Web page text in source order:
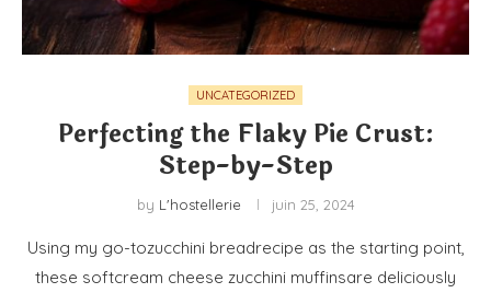
UNCATEGORIZED
Perfecting the Flaky Pie Crust:
Step-by-Step
by L'hostellerie juin 25, 2024
Using my go-tozucchini breadrecipe as the starting point,
these softcream cheese zucchini muffinsare deliciously